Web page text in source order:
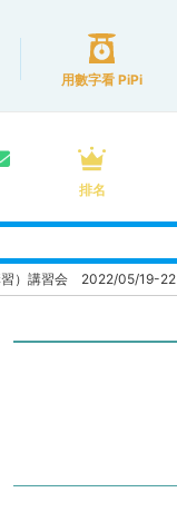
用數字看 PiPi
排名
習）講習会 2022/05/19-22